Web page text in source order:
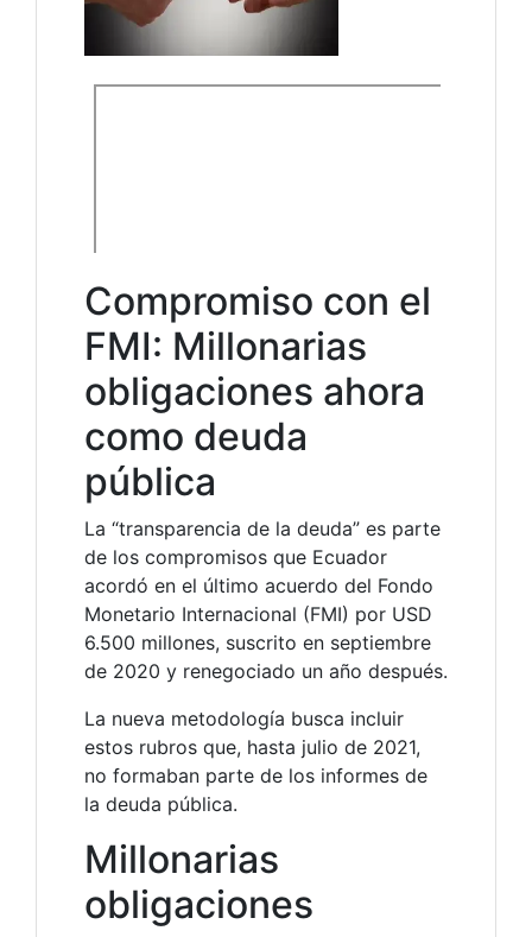
Compromiso con el
FMI: Millonarias
obligaciones ahora
como deuda
pública
La “transparencia de la deuda” es parte
de los compromisos que Ecuador
acordó en el último acuerdo del Fondo
Monetario Internacional (FMI) por USD
6.500 millones, suscrito en septiembre
de 2020 y renegociado un año después.
La nueva metodología busca incluir
estos rubros que, hasta julio de 2021,
no formaban parte de los informes de
la deuda pública.
Millonarias
obligaciones